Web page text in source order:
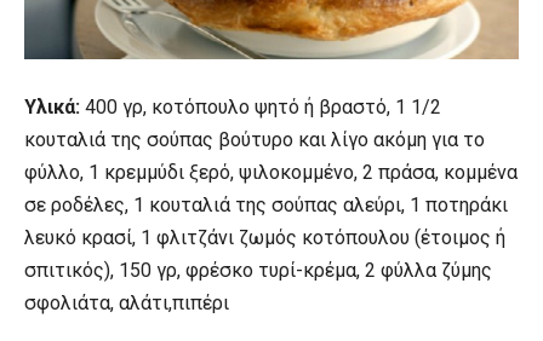
Υλικά: 400 γρ, κοτόπουλο ψητό ή βραστό, 1 1/2
κουταλιά της σούπας βούτυρο και λίγο ακόμη για το
φύλλο, 1 κρεμμύδι ξερό, ψιλοκομμένο, 2 πράσα, κομμένα
σε ροδέλες, 1 κουταλιά της σούπας αλεύρι, 1 ποτηράκι
λευκό κρασί, 1 φλιτζάνι ζωμός κοτόπουλου (έτοιμος ή
σπιτικός), 150 γρ, φρέσκο τυρί-κρέμα, 2 φύλλα ζύμης
σφολιάτα, αλάτι,πιπέρι